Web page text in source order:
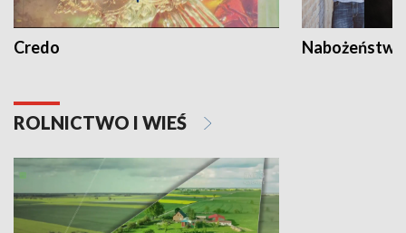
Credo
ROLNICTWO I WIEŚ